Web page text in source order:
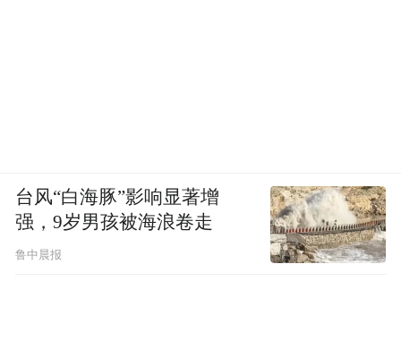
台风“白海豚”影响显著增
强，9岁男孩被海浪卷走
鲁中晨报